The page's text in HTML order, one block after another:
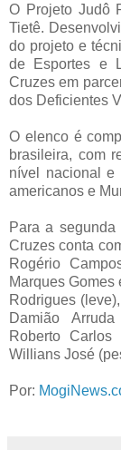
O Projeto Judô
Tietê.
do projeto e
de Esportes e
Cruzes em
dos Deficientes
O elenco é
brasileira, com
nível nacional e
americanos e
Para a
Cruzes conta
Rogério
Marques
Rodrigues
Damião
Roberto
Willians José
Por: